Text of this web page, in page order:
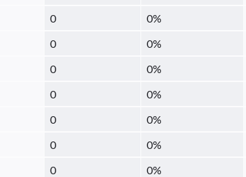
0 0%
0 0%
0 0%
0 0%
0 0%
0 0%
0 0%